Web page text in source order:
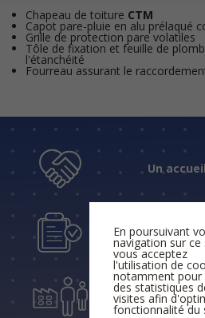
Chapeau de toiture CTM
Capot pare-pluie en alu prélaqué
Grille de protection pare volatiles
Tôle de fixation et feuille de
l'étanchéité
Fourreau assurant le
Un
Des
fiables et
Une
En poursuivant
navigation sur ce
vous acceptez
l'utilisation de
notamment pour
des statistiques
visites afin
fonctionnalité du